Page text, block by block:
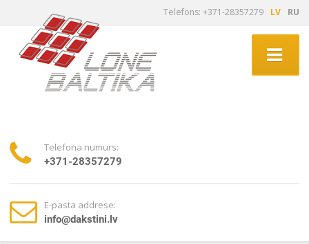
Telefons: +371-28357279 LV RU
Telefona numurs:
+371-28357279
E-pasta addrese:
info@dakstini.lv